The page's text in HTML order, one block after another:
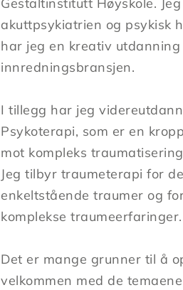
Gestaltinstitutt Høyskole.
akuttpsykiatrien og psykisk
har jeg en kreativ
innredningsbransjen.
I tillegg har jeg
Psykoterapi, som er en
mot kompleks
Jeg tilbyr traumeterapi for
enkeltstående traumer og
komplekse traumeerfaringer.
Det er mange grunner til å
velkommen med de